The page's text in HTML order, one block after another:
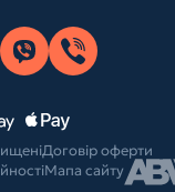
Договір оферти
Мапа сайту